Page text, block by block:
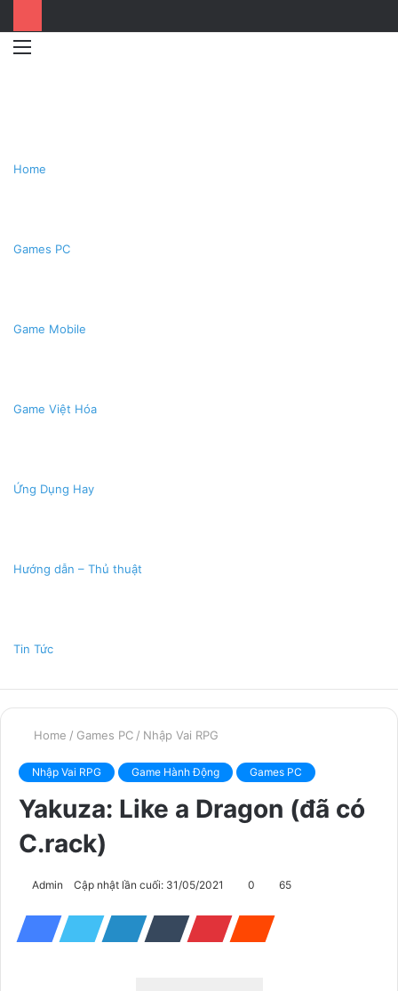
Home
Games PC
Game Mobile
Game Việt Hóa
Ứng Dụng Hay
Hướng dẫn – Thủ thuật
Tin Tức
Home / Games PC / Nhập Vai RPG
Nhập Vai RPG Game Hành Động Games PC
Yakuza: Like a Dragon (đã có
C.rack)
Admin Cập nhật lần cuối: 31/05/2021 0 65